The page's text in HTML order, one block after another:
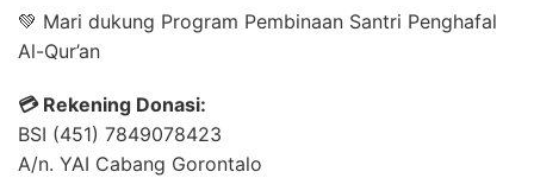
💚 Mari dukung Program Pembinaan Santri Penghafal
Al-Qur’an
💳 Rekening Donasi:
BSI (451) 7849078423
A/n. YAI Cabang Gorontalo